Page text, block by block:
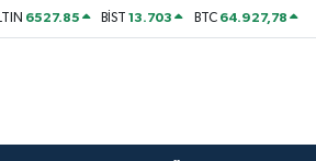
6527.85 BİST13.703 BTC 64.927,78